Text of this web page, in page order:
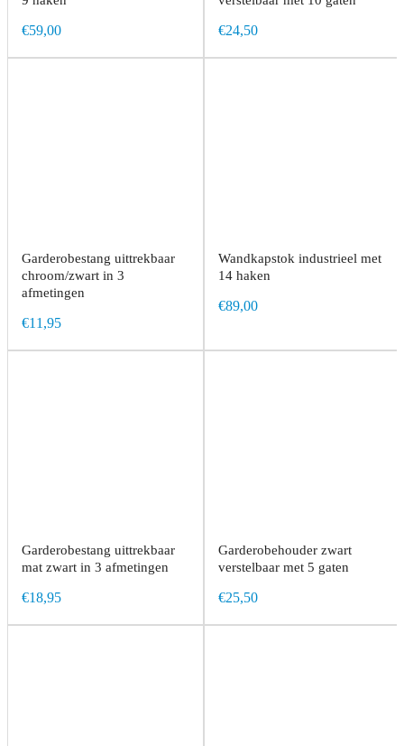
€59,00 €24,50
Garderobestang uittrekbaar
chroom/zwart in 3
afmetingen
€11,95
Wandkapstok industrieel met
14 haken
€89,00
Garderobestang uittrekbaar
mat zwart in 3 afmetingen
€18,95
Garderobehouder zwart
verstelbaar met 5 gaten
€25,50